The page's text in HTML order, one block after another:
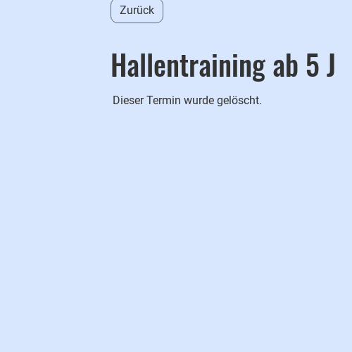
Zurück
Hallentraining ab 5 J
Dieser Termin wurde gelöscht.